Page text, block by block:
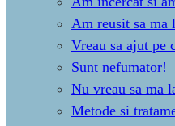
Am reusit sa ma
Vreau sa ajut pe
Sunt nefumator!
Nu vreau sa ma
Metode si